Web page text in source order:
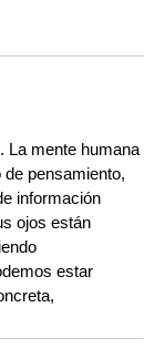
La mente humana
pensamiento,
información
ojos están
estar